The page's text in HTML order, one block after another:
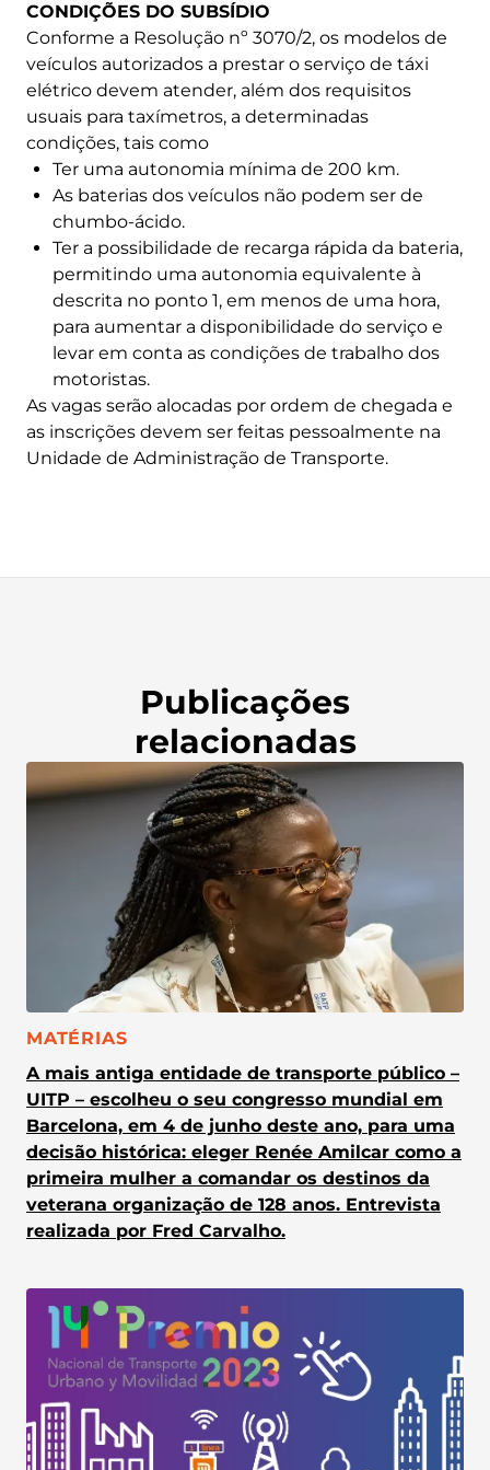
CONDIÇÕES DO SUBSÍDIO
Conforme a Resolução nº 3070/2, os modelos de
veículos autorizados a prestar o serviço de táxi
elétrico devem atender, além dos requisitos
usuais para taxímetros, a determinadas
condições, tais como
Ter uma autonomia mínima de 200 km.
As baterias dos veículos não podem ser de
chumbo-ácido.
Ter a possibilidade de recarga rápida da bateria,
permitindo uma autonomia equivalente à
descrita no ponto 1, em menos de uma hora,
para aumentar a disponibilidade do serviço e
levar em conta as condições de trabalho dos
motoristas.
As vagas serão alocadas por ordem de chegada e
as inscrições devem ser feitas pessoalmente na
Unidade de Administração de Transporte.
Publicações
relacionadas
CATEGORIA:
MATÉRIAS
A mais antiga entidade de transporte público –
UITP – escolheu o seu congresso mundial em
Barcelona, em 4 de junho deste ano, para uma
decisão histórica: eleger Renée Amilcar como a
primeira mulher a comandar os destinos da
veterana organização de 128 anos. Entrevista
realizada por Fred Carvalho.